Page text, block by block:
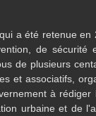
a été retenue en
de sécurité
de plusieurs
et associatifs,
à rédiger
urbaine et de